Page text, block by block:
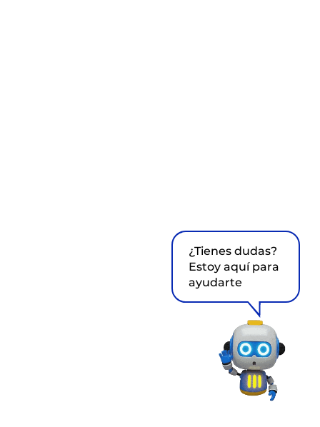
¿Tienes dudas?
Estoy aquí para
ayudarte